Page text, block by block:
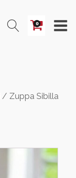
0
/ Zuppa Sibilla